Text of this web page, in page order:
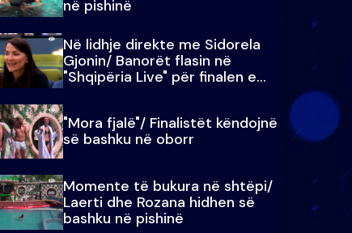
në pishinë
Në lidhje direkte me Sidorela
Gjonin/ Banorët flasin në
"Shqipëria Live" për finalen e
madhe
"Mora fjalë"/ Finalistët këndojnë
së bashku në oborr
Momente të bukura në shtëpi/
Laerti dhe Rozana hidhen së
bashku në pishinë